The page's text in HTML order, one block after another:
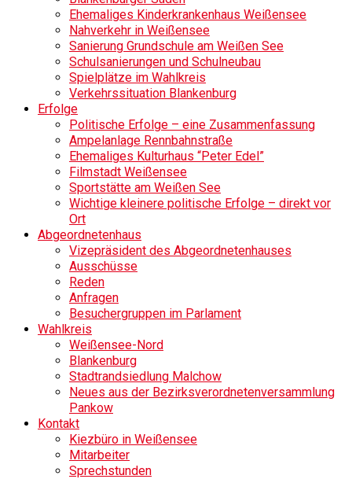
Ehemaliges Kinderkrankenhaus Weißensee
Nahverkehr in Weißensee
Sanierung Grundschule am Weißen See
Schulsanierungen und Schulneubau
Spielplätze im Wahlkreis
Verkehrssituation Blankenburg
Erfolge
Politische Erfolge – eine Zusammenfassung
Ampelanlage Rennbahnstraße
Ehemaliges Kulturhaus “Peter Edel”
Filmstadt Weißensee
Sportstätte am Weißen See
Wichtige kleinere politische Erfolge – direkt vor
Ort
Abgeordnetenhaus
Vizepräsident des Abgeordnetenhauses
Ausschüsse
Reden
Anfragen
Besuchergruppen im Parlament
Wahlkreis
Weißensee-Nord
Blankenburg
Stadtrandsiedlung Malchow
Neues aus der Bezirksverordnetenversammlung
Pankow
Kontakt
Kiezbüro in Weißensee
Mitarbeiter
Sprechstunden